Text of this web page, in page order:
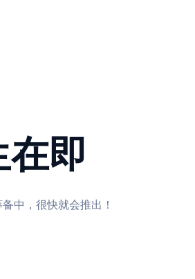
即
中，很快就会推出！